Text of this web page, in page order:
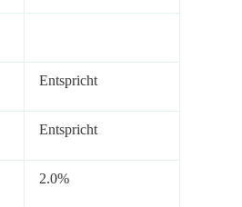
Entspricht
Entspricht
2.0%